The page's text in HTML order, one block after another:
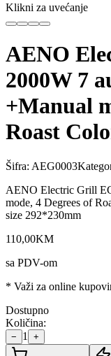
Klikni za uvećanje
AENO
2000W 7
+Manual
Roast
Šifra: AEG0003
AENO Electric Grill
mode, 4 Degrees of
size 292*230mm
110,00KM
sa PDV-om
* Važi za online
Dostupno
Količina:
− 1 +